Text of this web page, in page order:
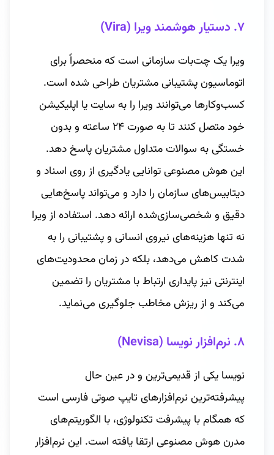
۷. دستیار هوشمند ویرا (Vira)
ویرا یک چت‌بات سازمانی است که منحصراً برای
اتوماسیون پشتیبانی مشتریان طراحی شده است.
کسب‌وکارها می‌توانند ویرا را به سایت یا اپلیکیشن
خود متصل کنند تا به صورت ۲۴ ساعته و بدون
خستگی به سوالات متداول مشتریان پاسخ دهد.
این هوش مصنوعی توانایی یادگیری از روی اسناد و
دیتابیس‌های سازمان را دارد و می‌تواند پاسخ‌هایی
دقیق و شخصی‌سازی‌شده ارائه دهد. استفاده از ویرا
نه تنها هزینه‌های نیروی انسانی و پشتیبانی را به
شدت کاهش می‌دهد، بلکه در زمان محدودیت‌های
اینترنتی نیز پایداری ارتباط با مشتریان را تضمین
می‌کند و از ریزش مخاطب جلوگیری می‌نماید.
۸. نرم‌افزار نویسا (Nevisa)
نویسا یکی از قدیمی‌ترین و در عین حال
پیشرفته‌ترین نرم‌افزارهای تایپ صوتی فارسی است
که همگام با پیشرفت تکنولوژی، با الگوریتم‌های
مدرن هوش مصنوعی ارتقا یافته است. این نرم‌افزار